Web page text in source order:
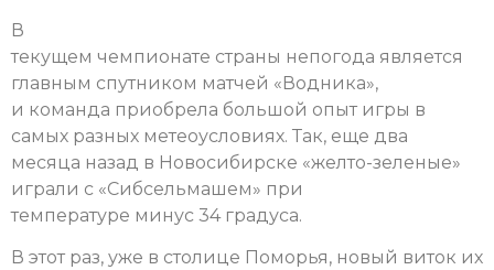
В
текущем чемпионате страны непогода является
главным спутником матчей «Водника»,
и команда приобрела большой опыт игры в
самых разных метеоусловиях. Так, еще два
месяца назад в Новосибирске «желто-зеленые»
играли с «Сибсельмашем» при
температуре минус 34 градуса.
В этот раз, уже в столице Поморья, новый виток их